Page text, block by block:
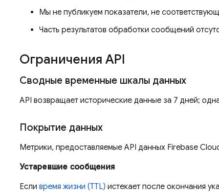
Мы не публикуем показатели, не
Часть результатов обработки сообщений
Ограничения API
Сводные временные шкалы данных
API возвращает исторические данные за 7 дней;
Покрытие данных
Метрики, предоставляемые API данных Firebase
Устаревшие сообщения
Если время жизни (TTL) истекает после окончания